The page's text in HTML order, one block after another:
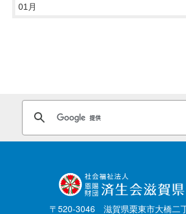
01月
〒520-3046 滋賀県栗東市大橋二